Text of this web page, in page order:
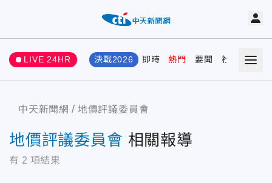
LIVE 24HR 決戰2026 即時 熱門 要聞 社會 娛樂
中天新聞網 地價評議委員會
地價評議委員會 相關報導
有 2 項結果